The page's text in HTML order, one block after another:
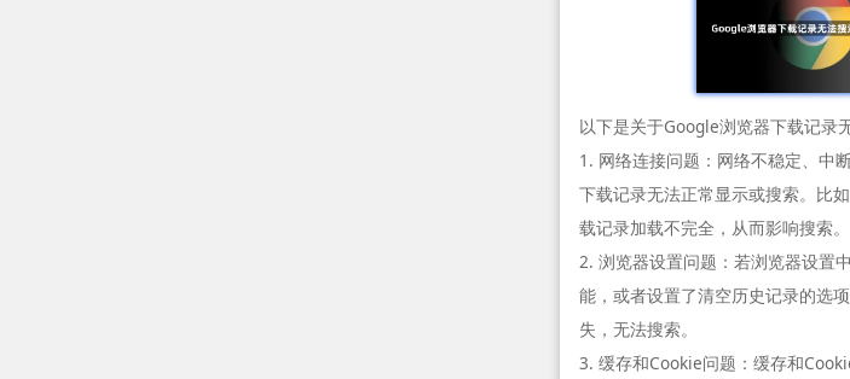
以下是关于Google浏览器下载记录
1. 网络连接问题：网络不稳定、中
下载记录无法正常显示或搜索。比
载记录加载不完全，从而影响搜索。
2. 浏览器设置问题：若浏览器设置
能，或者设置了清空历史记录的选
失，无法搜索。
3. 缓存和Cookie问题：缓存和